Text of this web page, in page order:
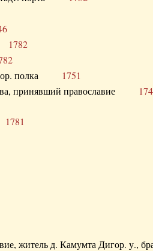
1782
полка 1751
принявший православие
1781
житель д. Камумта Дигор.